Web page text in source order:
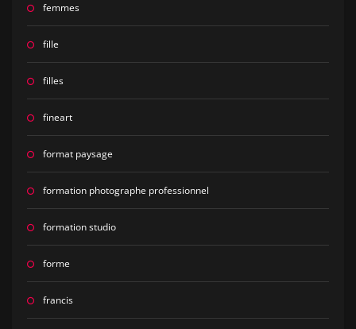
femmes
fille
filles
fineart
format paysage
formation photographe professionnel
formation studio
forme
francis